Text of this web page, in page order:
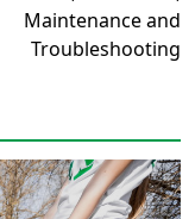
Maintenance and
Troubleshooting